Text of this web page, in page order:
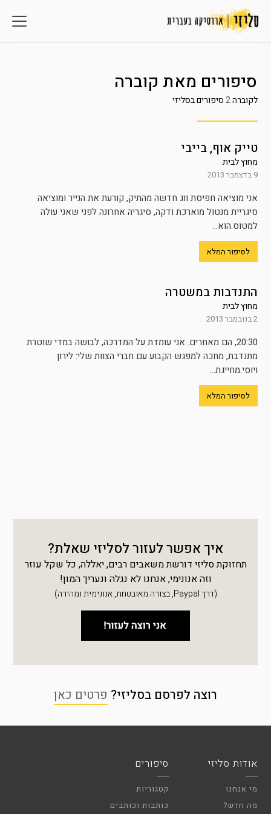
סיפורים מאת קוברה
לקוברה2סיפורים בסליזי
טייק אוף, בייבי
מחוץ לבית
9 בדצמבר 2013
אני מוציאה חפיסת ווג חדשה מהתיק, קורעת את הנייר ומוציאה
סיגריית מנטול מוארכת ודקה, סיגריה אחרונה לפני שאני עולה
למטוס.הוא...
לסיפור המלא
התנדבות במשטרה
מחוץ לבית
2 בנובמבר 2013
20:30, הם מאחרים. אני עומדת על המדרכה, לבושה במדי שוטרת
מתנדבת, מחכה למפגש הקבוע עם חברי הצוות שלי: לירון
ויוסי.מחייגת...
לסיפור המלא
איך אפשר לעזור לסליזי שאלת?
תחזוקת סליזי דורשת משאבים רבים, יאללה, כל שקל עוזר
וזה אנונימי, אנחנו לא נגלה ונעריך המון!
(דרך Paypal, בצורה מאובטחת, אנונימית ומהירה)
רוצה לפרסם בסליזי? פרטים כאן
אודות סליזי
מי אנחנו
מה חדש?
סיפורים
קטגוריות
כותבות וכותבים